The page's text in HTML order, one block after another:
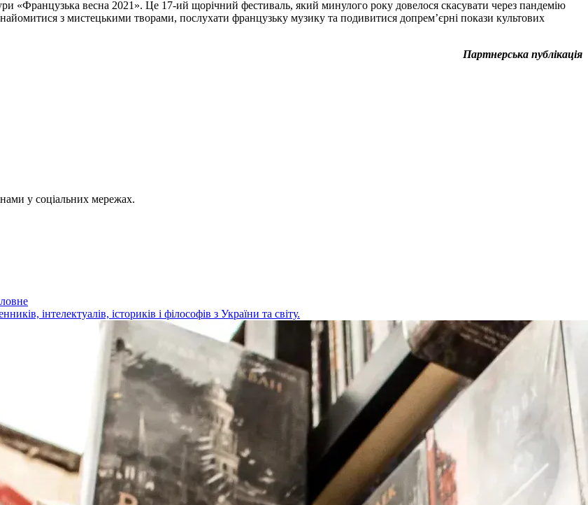
«Французька весна 2021». Це 17-ий щорічний фестиваль, який минулого року довелося скасувати через пандемію
з мистецькими творами, послухати французьку музику та подивитися допрем’єрні покази культових
Партнерська публікація
у соціальних мережах.
інтелектуалів, істориків і філософів з України та світу.